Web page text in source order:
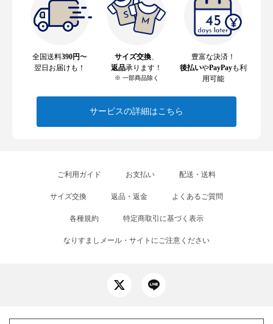
全国送料390円〜
翌日お届けも！
サイズ交換
返品承ります！
※ 一部商品除く
豊富な決済！
後払いやPayPayも利
用可能
サービスの詳細はこちら
ご利用ガイド お支払い 配送・送料
サイズ交換 返品・返金 よくあるご質問
各種規約 特定商取引に基づく表示
なりすましメール・サイトにご注意ください